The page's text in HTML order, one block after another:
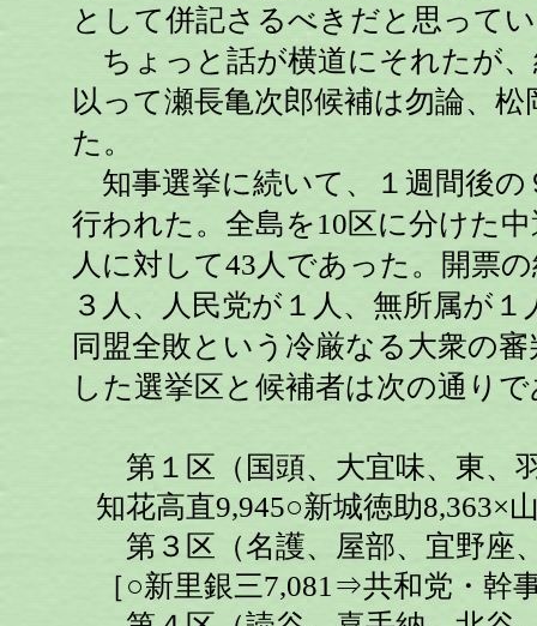
として併記さるべきだと思って
ちょっと話が横道にそれたが、
以って瀬長亀次郎候補は勿論、
た。
知事選挙に続いて、１週間後の
行われた。全島を10区に分けた
人に対して43人であった。開票
３人、人民党が１人、無所属が
同盟全敗という冷厳なる大衆の
した選挙区と候補者は次の通り
第１区（国頭、大宜味、東、
知花高直9,945○新城徳助8,363×
第３区（名護、屋部、宜野座
［○新里銀三7,081⇒共和党・幹